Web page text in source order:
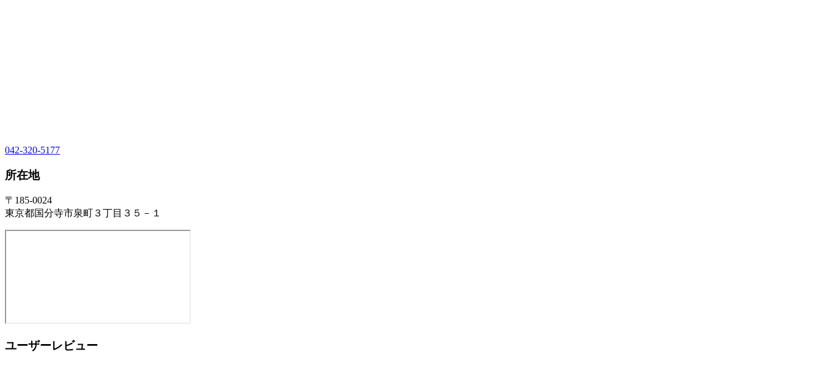
042-320-5177
所在地
〒185-0024
東京都国分寺市泉町３丁目３５－１
ユーザーレビュー